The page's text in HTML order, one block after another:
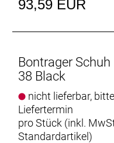
Radschuhen
Geht sich gut.
Die leichte, steife
Composite-Material
Kraftübertragung auf
Steifigkeitsindex: 7
93,59 EUR
Bontrager
38 Black
nicht lieferbar,
Liefertermin
pro Stück (inkl.
Standardartikel)